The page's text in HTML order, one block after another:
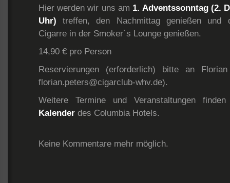
Hier werden wir uns am 1. Adventssonntag (2.
Uhr) treffen, den Nachmittag genießen und
Cigarre in der Smoker´s Lounge genießen.
14,90 € pro Person
Reservierungen (erforderlich) bitte an
florian.peters@cigarclub-whv.de).
Weitere Termine und Veranstaltungen
Kalenderdes Columbia Hotels.
Keine Kommentare mehr möglich.